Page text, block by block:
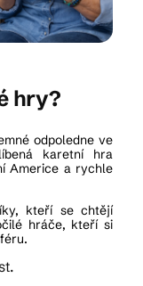
hry?
odpoledne ve
karetní hra
Americe a rychle
kteří se chtějí
hráče, kteří si